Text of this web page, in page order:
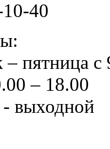
40
– пятница с
– 18.00
- выходной